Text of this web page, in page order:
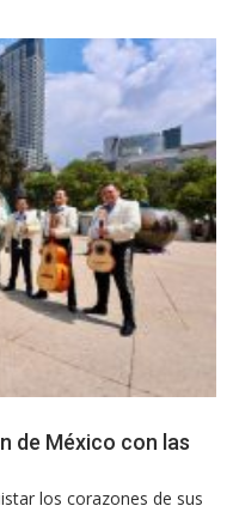
de México con las
los corazones de sus